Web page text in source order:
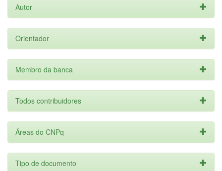
Autor
Orientador
Membro da banca
Todos contribuidores
Áreas do CNPq
Tipo de documento